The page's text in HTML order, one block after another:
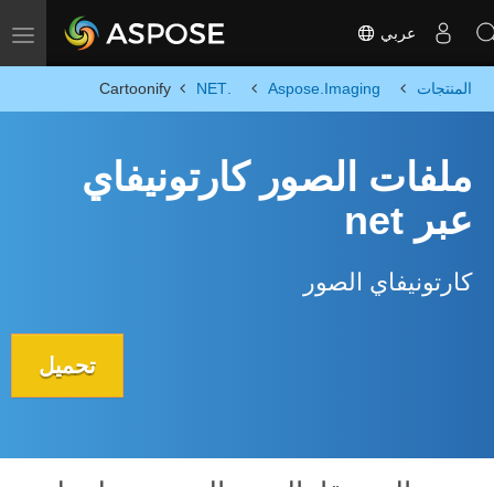
Toggle navigation عربي
المنتجات Aspose.Imaging
Cartoonify
ملفات الصور كارتونيفاي
عبر net
كارتونيفاي الصور
تحميل